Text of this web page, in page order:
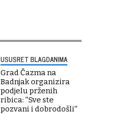
USUSRET BLAGDANIMA
Grad Čazma na
Badnjak organizira
podjelu prženih
ribica: ''Sve ste
pozvani i dobrodošli''